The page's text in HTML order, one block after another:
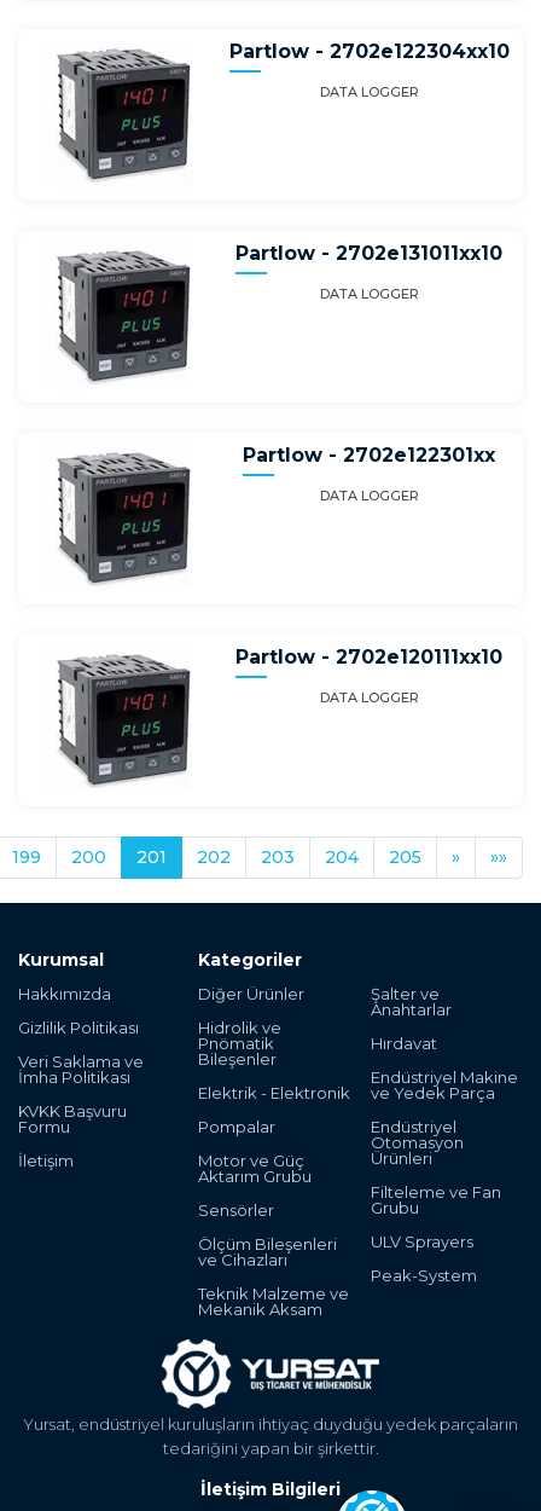
Partlow - 2702e122304xx10
DATA LOGGER
Partlow - 2702e131011xx10
DATA LOGGER
Partlow - 2702e122301xx
DATA LOGGER
Partlow - 2702e120111xx10
DATA LOGGER
199 200 201 202 203 204 205 » »»
Yursat, endüstriyel kuruluşların ihtiyaç duyduğu yedek parçaların
tedariğini yapan bir şirkettir.
Kurumsal
Hakkımızda
Gizlilik Politikası
Veri Saklama ve
İmha Politikası
KVKK Başvuru
Formu
İletişim
Kategoriler
Diğer Ürünler
Hidrolik ve
Pnömatik
Bileşenler
Elektrik - Elektronik
Pompalar
Motor ve Güç
Aktarım Grubu
Sensörler
Ölçüm Bileşenleri
ve Cihazları
Teknik Malzeme ve
Mekanik Aksam
Şalter ve
Anahtarlar
Hırdavat
Endüstriyel Makine
ve Yedek Parça
Endüstriyel
Otomasyon
Ürünleri
Filteleme ve Fan
Grubu
ULV Sprayers
Peak-System
İletişim Bilgileri